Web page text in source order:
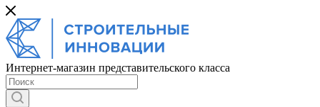
Интернет-магазин представительского класса